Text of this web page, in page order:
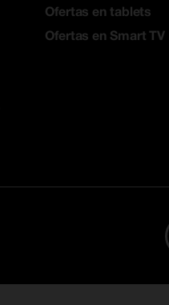
Ofertas en tablets
Ofertas en Smart TV